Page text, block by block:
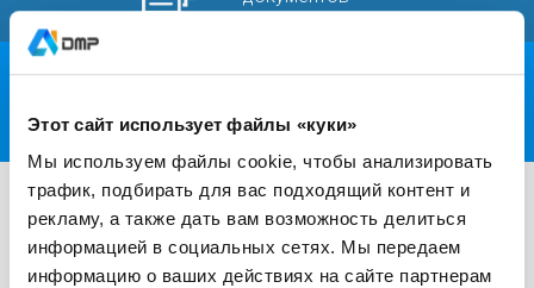
Этот сайт использует файлы «куки»
Мы используем файлы cookie, чтобы анализировать
трафик, подбирать для вас подходящий контент и
рекламу, а также дать вам возможность делиться
информацией в социальных сетях. Мы передаем
информацию о ваших действиях на сайте партнерам
Вентиляция и ворота